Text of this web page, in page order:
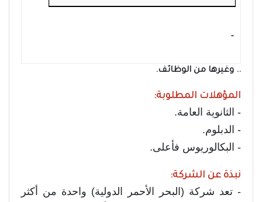
- ‏
.. وغيرها من الوظائف.
المؤهلات المطلوبة:
- الثانوية العامة.
- الدبلوم.
- البكالوريوس فأعلى.
نبذة عن الشركة:
- تعد شركة (البحر الأحمر الدولية) واحدة من أكثر